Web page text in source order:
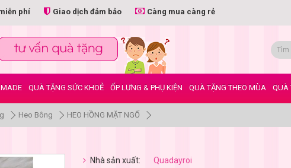
phí Giao dịch đảm bảo Càng mua càng rẻ
QUÀ TẶNG SỨC KHOẺ ỐP LƯNG & PHỤ KIỆN QUÀ TẶNG THEO MÙA QUÀ
Heo Bông HEO HỒNG MẶT NGỐ
Nhà sản xuất:
Quadayroi